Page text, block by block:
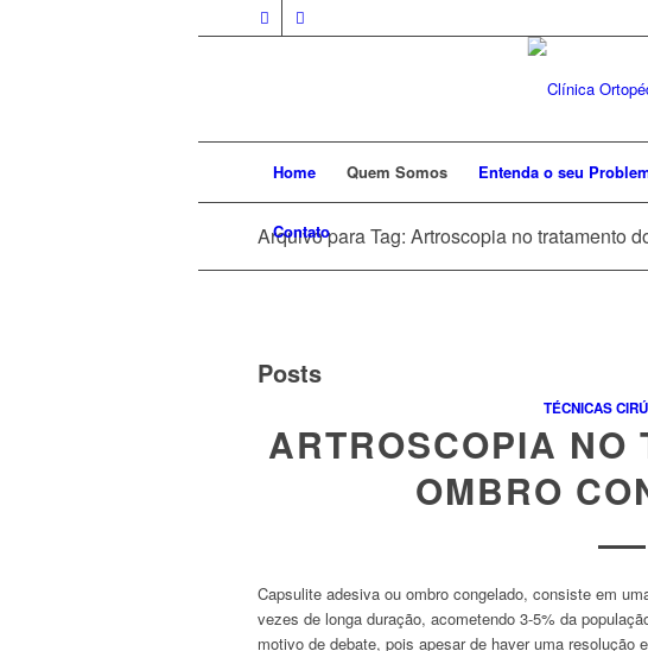
Home Quem Somos Entenda o seu
Contato
Arquivo para Tag: Artroscopia no tratamento
Posts
TÉCNICAS
ARTROSCOPIA NO
OMBRO
Capsulite adesiva ou ombro congelado, consiste em
vezes de longa duração, acometendo 3-5% da
motivo de debate, pois apesar de haver uma resolução